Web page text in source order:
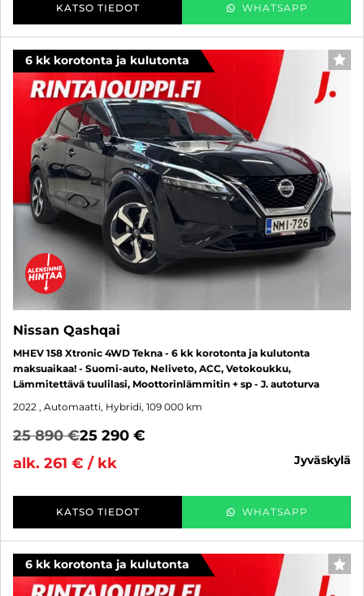
KATSO TIEDOT WHATSAPP
6 kk korotonta ja kulutonta
Nissan Qashqai
MHEV 158 Xtronic 4WD Tekna - 6 kk korotonta ja kulutonta
maksuaikaa! - Suomi-auto, Neliveto, ACC, Vetokoukku,
Lämmitettävä tuulilasi, Moottorinlämmitin + sp - J. autoturva
2022 , Automaatti, Hybridi, 109 000 km
25 890 €25 290 €
alk. 261 € / kk
jyväskylä
KATSO TIEDOT WHATSAPP
6 kk korotonta ja kulutonta